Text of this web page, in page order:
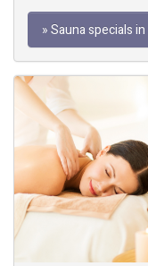
» Sauna specials